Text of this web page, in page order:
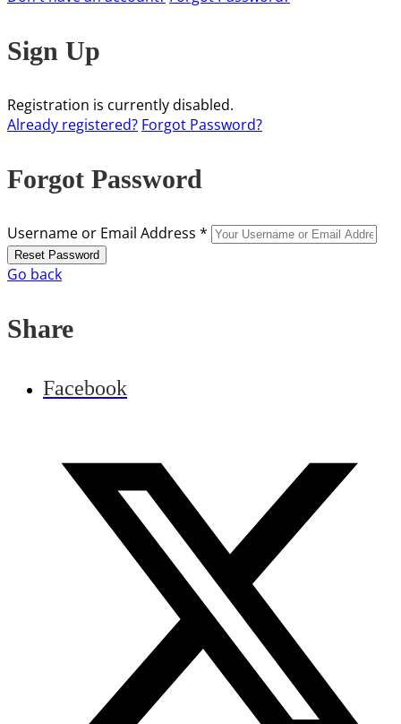
Sign Up
Registration is currently disabled.
Already registered? Forgot Password?
Forgot Password
Username or Email Address *
Go back
Share
Facebook